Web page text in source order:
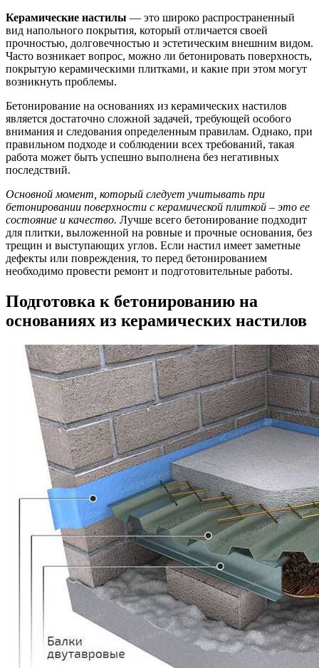
Керамические настилы — это широко распространенный
вид напольного покрытия, который отличается своей
прочностью, долговечностью и эстетическим внешним видом.
Часто возникает вопрос, можно ли бетонировать поверхность,
покрытую керамическими плитками, и какие при этом могут
возникнуть проблемы.
Бетонирование на основаниях из керамических настилов
является достаточно сложной задачей, требующей особого
внимания и следования определенным правилам. Однако, при
правильном подходе и соблюдении всех требований, такая
работа может быть успешно выполнена без негативных
последствий.
Основной момент, который следует учитывать при
бетонировании поверхности с керамической плиткой – это ее
состояние и качество. Лучше всего бетонирование подходит
для плитки, выложенной на ровные и прочные основания, без
трещин и выступающих углов. Если настил имеет заметные
дефекты или повреждения, то перед бетонированием
необходимо провести ремонт и подготовительные работы.
Подготовка к бетонированию на
основаниях из керамических настилов